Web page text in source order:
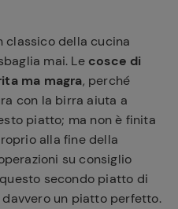
classico della cucina
mai. Le cosce di
ma magra, perché
con la birra aiuta a
piatto; ma non è finita
alla fine della
su consiglio
secondo piatto di
un piatto perfetto.